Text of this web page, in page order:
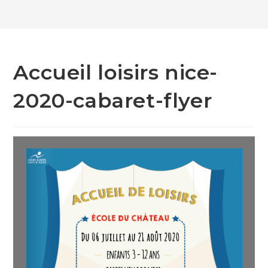
Accueil loisirs nice-
2020-cabaret-flyer